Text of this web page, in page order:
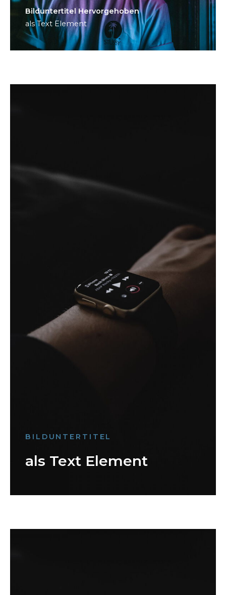
Bild­unter­titel Hervorgehoben
als Text Element
BILDUNTERTITEL
als Text Element